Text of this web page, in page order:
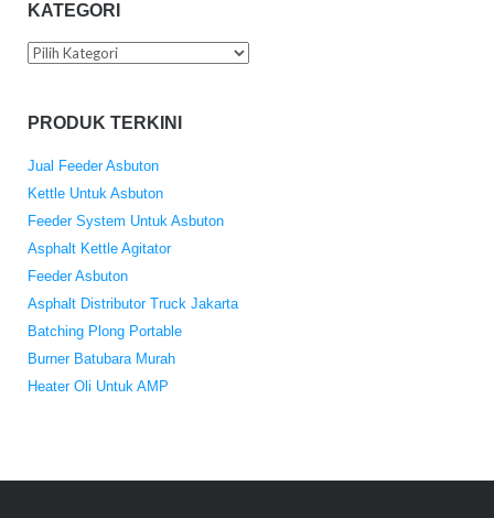
KATEGORI
Kategori
PRODUK TERKINI
Jual Feeder Asbuton
Kettle Untuk Asbuton
Feeder System Untuk Asbuton
Asphalt Kettle Agitator
Feeder Asbuton
Asphalt Distributor Truck Jakarta
Batching Plong Portable
Burner Batubara Murah
Heater Oli Untuk AMP